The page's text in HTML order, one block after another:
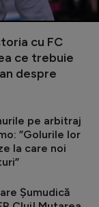
cu FC
ce trebuie
despre
pe arbitraj
”Golurile lor
la care noi
Șumudică